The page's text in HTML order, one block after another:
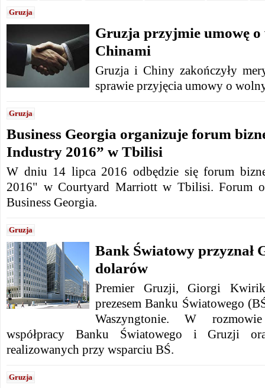
Gruzja
Gruzja przyjmie umowę
Chinami
Gruzja i Chiny zakończyły
sprawie przyjęcia umowy o
Gruzja
Business Georgia organizuje forum
Industry 2016” w Tbilisi
W dniu 14 lipca 2016 odbędzie się forum
2016" w Courtyard Marriott w Tbilisi. Forum
Business Georgia.
Gruzja
Bank Światowy przyznał
dolarów
Premier Gruzji, Giorgi
prezesem Banku Światowego
Waszyngtonie. W
współpracy Banku Światowego i Gruzji
realizowanych przy wsparciu BŚ.
Gruzja